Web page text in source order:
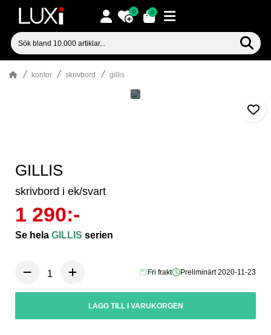
0 0
kontor skrivbord gillis
GILLIS
skrivbord i ek/svart
1 290:-
Se hela GILLIS serien
Fri frakt Preliminärt 2020-11-23
LÄGG TILL I VARUKORGEN